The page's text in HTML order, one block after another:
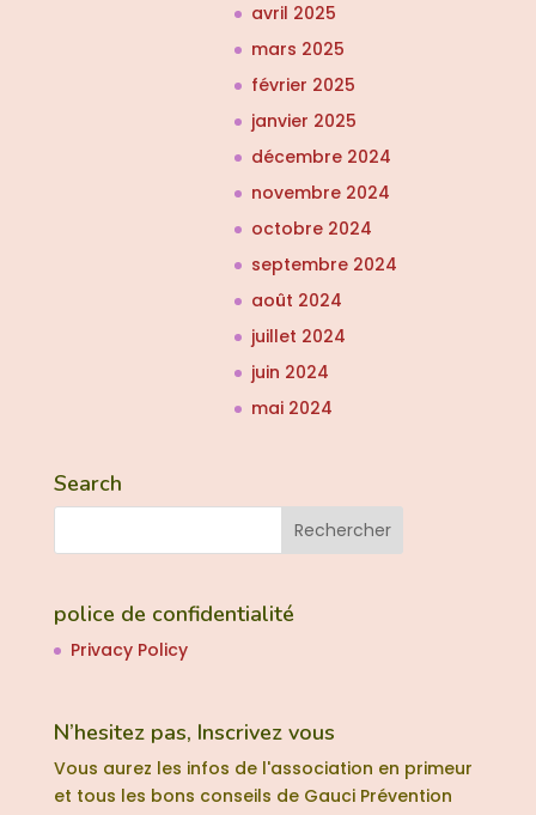
avril 2025
mars 2025
février 2025
janvier 2025
décembre 2024
novembre 2024
octobre 2024
septembre 2024
août 2024
juillet 2024
juin 2024
mai 2024
Search
police de confidentialité
Privacy Policy
N’hesitez pas, Inscrivez vous
Vous aurez les infos de l'association en primeur
et tous les bons conseils de Gauci Prévention